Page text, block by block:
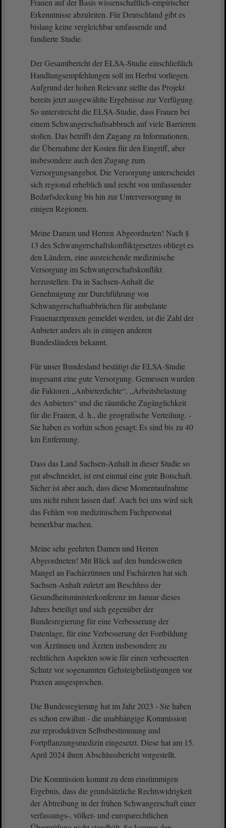
Frauen auf der Basis wissenschaftlich-empirischer
Erkenntnisse abzuleiten. Für Deutschland gibt es
bislang keine vergleichbar umfassende und
fundierte Studie.
Der Gesamtbericht der ELSA-Studie einschließlich
Handlungsempfehlungen soll im Herbst vorliegen.
Aufgrund der hohen Relevanz stellte das Projekt
bereits jetzt ausgewählte Ergebnisse zur Verfügung.
So unterstreicht die ELSA-Studie, dass Frauen bei
einem Schwangerschaftsabbruch auf viele Barrieren
stoßen. Das betrifft den Zugang zu Informationen,
die Übernahme der Kosten für den Eingriff, aber
insbesondere auch den Zugang zum
Versorgungsangebot. Die Versorgung unterscheidet
sich regional erheblich und reicht von umfassender
Bedarfsdeckung bis hin zur Unterversorgung in
einigen Regionen.
Meine Damen und Herren Abgeordneten! Nach §
13 des Schwangerschaftskonfliktgesetzes obliegt es
den Ländern, eine ausreichende medizinische
Versorgung im Schwangerschaftskonflikt
herzustellen. Da in Sachsen-Anhalt die
Genehmigung zur Durchführung von
Schwangerschaftsabbrüchen für ambulante
Frauenarztpraxen gemeldet werden, ist die Zahl der
Anbieter anders als in einigen anderen
Bundesländern bekannt.
Für unser Bundesland bestätigt die ELSA-Studie
insgesamt eine gute Versorgung. Gemessen wurden
die Faktoren „Anbieterdichte“, „Arbeitsbelastung
des Anbieters“ und die räumliche Zugänglichkeit
für die Frauen, d. h., die geografische Verteilung. -
Sie haben es vorhin schon gesagt: Es sind bis zu 40
km Entfernung.
Dass das Land Sachsen-Anhalt in dieser Studie so
gut abschneidet, ist erst einmal eine gute Botschaft.
Sicher ist aber auch, dass diese Momentaufnahme
uns nicht ruhen lassen darf. Auch bei uns wird sich
das Fehlen von medizinischem Fachpersonal
bemerkbar machen.
Meine sehr geehrten Damen und Herren
Abgeordneten! Mit Blick auf den bundesweiten
Mangel an Fachärztinnen und Fachärzten hat sich
Sachsen-Anhalt zuletzt am Beschluss der
Gesundheitsministerkonferenz im Januar dieses
Jahres beteiligt und sich gegenüber der
Bundesregierung für eine Verbesserung der
Datenlage, für eine Verbesserung der Fortbildung
von Ärztinnen und Ärzten insbesondere zu
rechtlichen Aspekten sowie für einen verbesserten
Schutz vor sogenannten Gehsteigbelästigungen vor
Praxen ausgesprochen.
Die Bundesregierung hat im Jahr 2023 - Sie haben
es schon erwähnt - die unabhängige Kommission
zur reproduktiven Selbstbestimmung und
Fortpflanzungsmedizin eingesetzt. Diese hat am 15.
April 2024 ihren Abschlussbericht vorgestellt.
Die Kommission kommt zu dem einstimmigen
Ergebnis, dass die grundsätzliche Rechtswidrigkeit
der Abtreibung in der frühen Schwangerschaft einer
verfassungs-, völker- und europarechtlichen